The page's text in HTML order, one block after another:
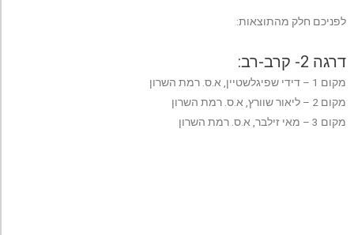
לפניכם חלק מהתוצאות:
דרגה 2- קרב-רב:
מקום 1 – דידי שפיגלשטיין, א.ס. רמת השרון
מקום 2 – ליאור שוורץ, א.ס. רמת השרון
מקום 3 – מאי זילבר, א.ס. רמת השרון